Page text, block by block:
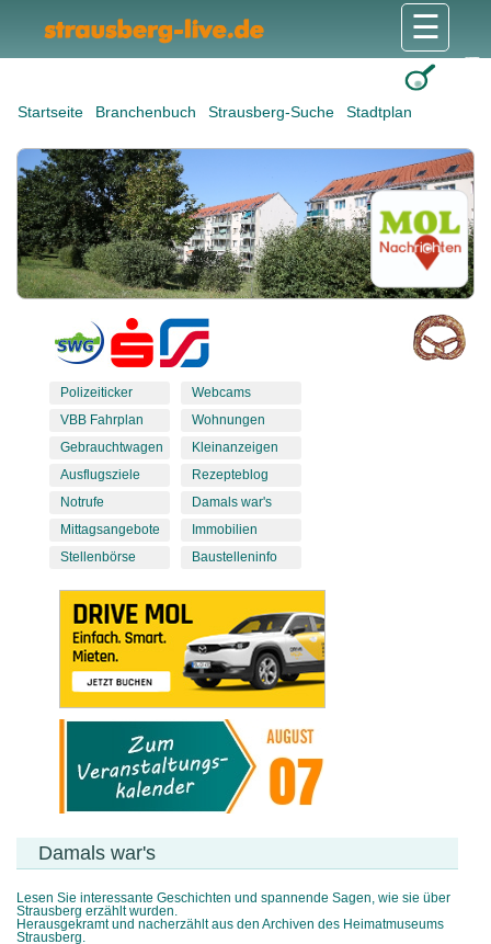
Startseite Branchenbuch Strausberg-Suche Stadtplan
☰
Polizeiticker
VBB Fahrplan
Gebrauchtwagen
Ausflugsziele
Notrufe
Mittagsangebote
Stellenbörse
Webcams
Wohnungen
Kleinanzeigen
Rezepteblog
Damals war's
Immobilien
Baustelleninfo
Damals war's
Lesen Sie interessante Geschichten und spannende Sagen, wie sie über
Strausberg erzählt wurden.
Herausgekramt und nacherzählt aus den Archiven des Heimatmuseums
Strausberg.